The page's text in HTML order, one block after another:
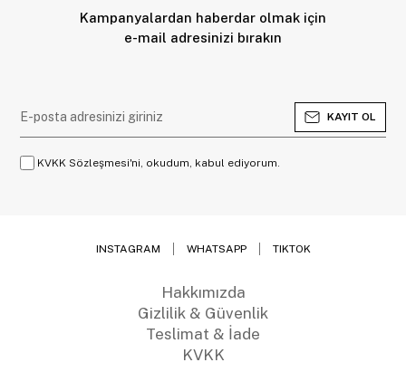
Kampanyalardan haberdar olmak için
e-mail adresinizi bırakın
KAYIT OL
KVKK Sözleşmesi'ni, okudum, kabul ediyorum.
INSTAGRAM WHATSAPP TIKTOK
Hakkımızda
Gizlilik & Güvenlik
Teslimat & İade
KVKK